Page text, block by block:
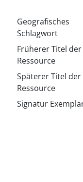
Geografisches
Schlagwort
Früherer Titel der
Ressource
Späterer Titel der
Ressource
Signatur